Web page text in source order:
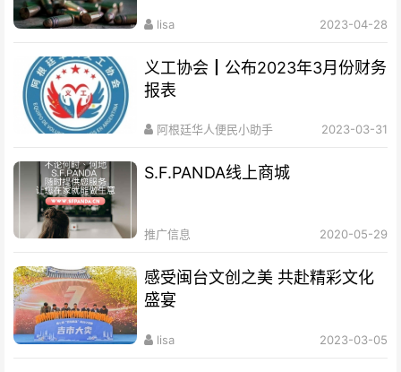
lisa 2023-04-28
义工协会┃公布2023年3月份财务
报表
阿根廷华人便民小助手 2023-03-31
S.F.PANDA线上商城
推广信息 2020-05-29
感受闽台文创之美 共赴精彩文化
盛宴
lisa 2023-03-05